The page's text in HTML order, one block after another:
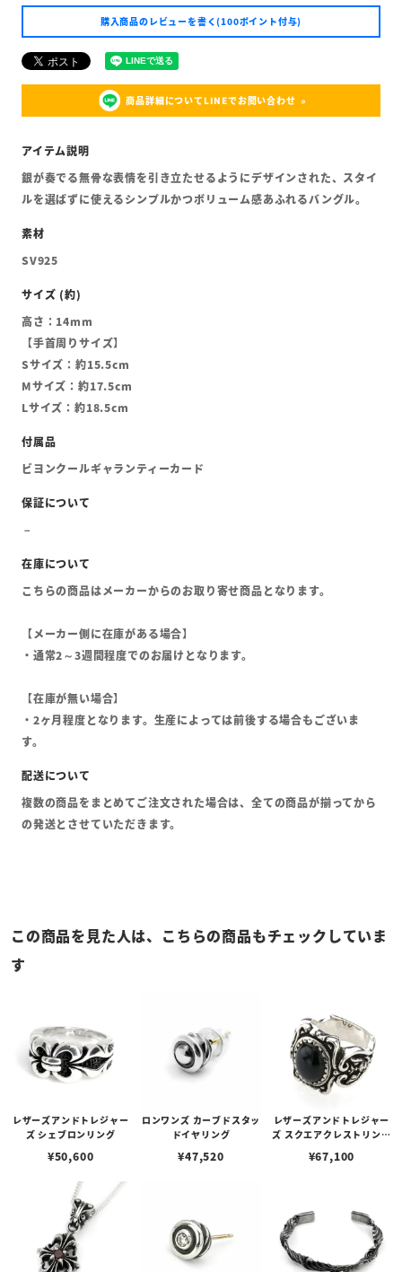
購入商品のレビューを書く(100ポイント付与)
商品詳細についてLINEでお問い合わせ
銀が奏でる無骨な表情を引き立たせるようにデザインされた、スタイ
ルを選ばずに使えるシンプルかつボリューム感あふれるバングル。
SV925
高さ：14mm
【手首周りサイズ】
Sサイズ：約15.5cm
Mサイズ：約17.5cm
Lサイズ：約18.5cm
ビヨンクールギャランティーカード
こちらの商品はメーカーからのお取り寄せ商品となります。
【メーカー側に在庫がある場合】
・通常2～3週間程度でのお届けとなります。
【在庫が無い場合】
・2ヶ月程度となります。生産によっては前後する場合もございま
す。
複数の商品をまとめてご注文された場合は、全ての商品が揃ってから
の発送とさせていただきます。
この商品を見た人は、こちらの商品もチェックしていま
す
レザーズアンドトレジャー
ズ シェブロンリング
¥50,600
ロンワンズ カーブドスタッ
ドイヤリング
¥47,520
レザーズアンドトレジャー
ズ スクエアクレストリング
¥67,100